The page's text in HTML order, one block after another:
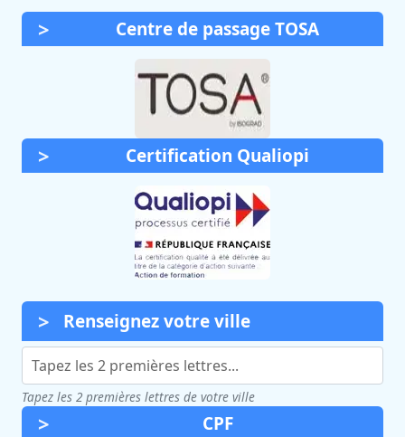
Centre de passage TOSA
Certification Qualiopi
Renseignez votre ville
Tapez les 2 premières lettres de votre ville
CPF